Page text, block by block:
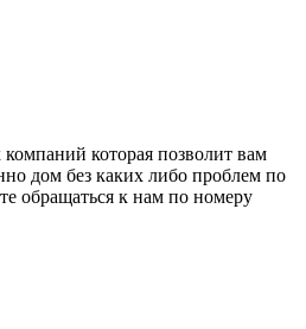
которая позволит вам
дом без каких либо проблем по
обращаться к нам по номеру